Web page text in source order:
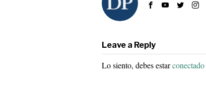
Leave a Reply
Lo siento, debes estarconectado